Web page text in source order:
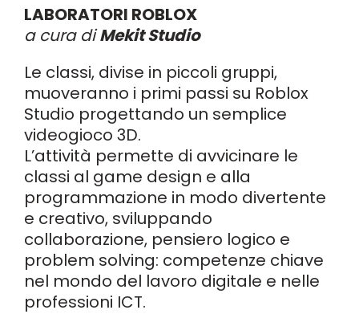
LABORATORI ROBLOX
a cura diMekit Studio
Le classi, divise in piccoli gruppi,
muoveranno i primi passi su Roblox
Studio progettando un semplice
videogioco 3D.
L’attività permette di avvicinare le
classi al game design e alla
programmazione in modo divertente
e creativo, sviluppando
collaborazione, pensiero logico e
problem solving: competenze chiave
nel mondo del lavoro digitale e nelle
professioni ICT.